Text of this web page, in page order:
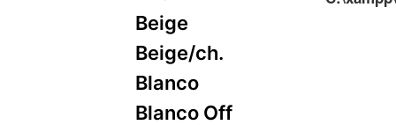
Beige
Beige/ch.
Blanco
Blanco Off